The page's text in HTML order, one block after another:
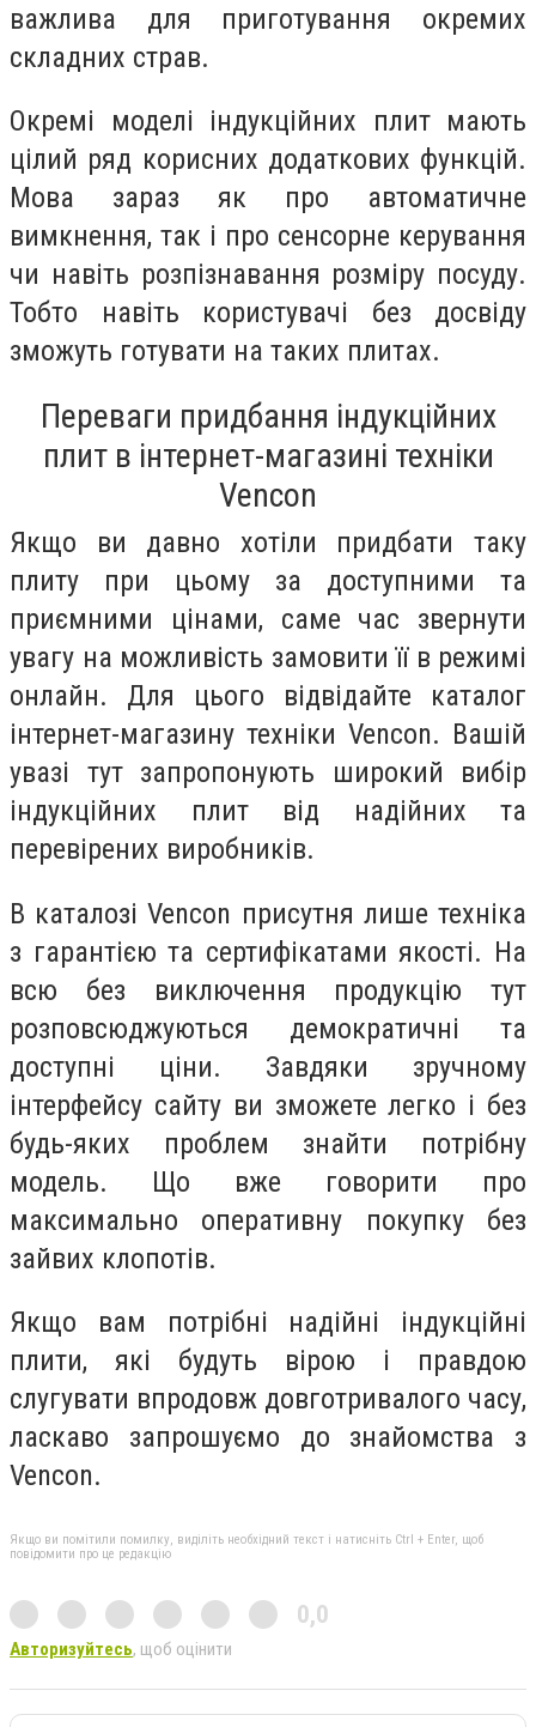
важлива для приготування окремих
складних страв.
Окремі моделі індукційних плит мають
цілий ряд корисних додаткових функцій.
Мова зараз як про автоматичне
вимкнення, так і про сенсорне керування
чи навіть розпізнавання розміру посуду.
Тобто навіть користувачі без досвіду
зможуть готувати на таких плитах.
Переваги придбання індукційних
плит в інтернет-магазині техніки
Vencon
Якщо ви давно хотіли придбати таку
плиту при цьому за доступними та
приємними цінами, саме час звернути
увагу на можливість замовити її в режимі
онлайн. Для цього відвідайте каталог
інтернет-магазину техніки Vencon. Вашій
увазі тут запропонують широкий вибір
індукційних плит від надійних та
перевірених виробників.
В каталозі Vencon присутня лише техніка
з гарантією та сертифікатами якості. На
всю без виключення продукцію тут
розповсюджуються демократичні та
доступні ціни. Завдяки зручному
інтерфейсу сайту ви зможете легко і без
будь-яких проблем знайти потрібну
модель. Що вже говорити про
максимально оперативну покупку без
зайвих клопотів.
Якщо вам потрібні надійні індукційні
плити, які будуть вірою і правдою
слугувати впродовж довготривалого часу,
ласкаво запрошуємо до знайомства з
Vencon.
Якщо ви помітили помилку, виділіть необхідний текст і натисніть Ctrl + Enter, щоб
повідомити про це редакцію
0,0
Авторизуйтесь, щоб оцінити